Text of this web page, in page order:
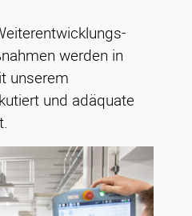
werden in
unserem
und adäquate